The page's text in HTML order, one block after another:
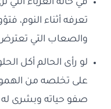
في حالة العزباء
تعرفه أثناء النوم،
والصعاب التي
لو رأى الحالم أكل
على تخلصه من الهموم
صفو حياته وبشرى له